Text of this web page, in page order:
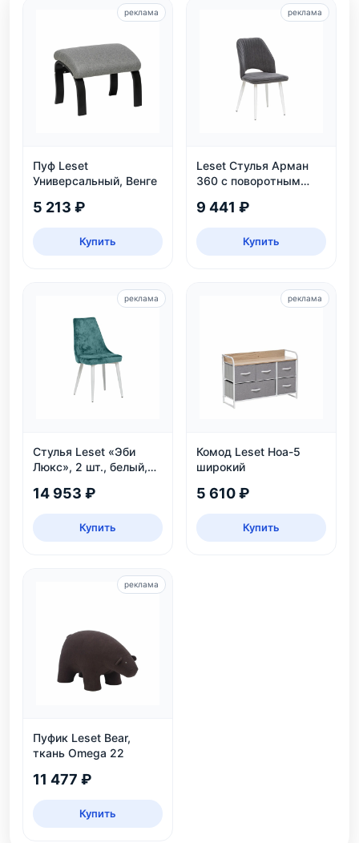
Пуф Leset
Универсальный, Венге
5 213 ₽
Купить
реклама
Leset Стулья Арман
360 с поворотным
9 441 ₽
Купить
реклама
Стулья Leset «Эби
Люкс», 2 шт., белый,
14 953 ₽
Купить
реклама
Комод Leset Ноа-5
широкий
5 610 ₽
Купить
реклама
Пуфик Leset Bear,
ткань Omega 22
11 477 ₽
Купить
реклама